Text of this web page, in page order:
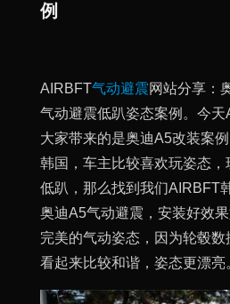
例
AIRBFT气动避震网站分享：
气动避震低趴姿态案例。今
大家带来的是奥迪A5改装案
韩国，车主比较喜欢玩姿态
低趴，那么找到我们AIRBFT
奥迪A5气动避震，安装好效
完美的气动姿态，因为轮毂
看起来比较和谐，姿态更漂亮